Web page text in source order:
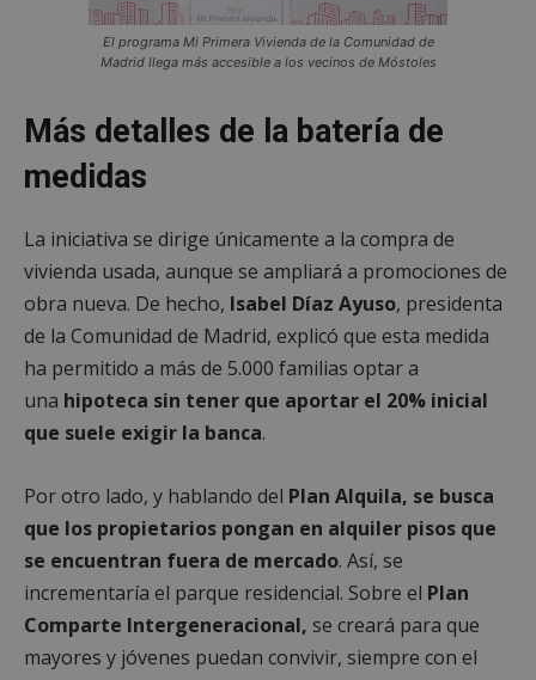
El programa Mi Primera Vivienda de la Comunidad de
Madrid llega más accesible a los vecinos de Móstoles
Más detalles de la batería de
medidas
La iniciativa se dirige únicamente a la compra de
vivienda usada, aunque se ampliará a promociones de
obra nueva. De hecho, Isabel Díaz Ayuso, presidenta
de la Comunidad de Madrid, explicó que esta medida
ha permitido a más de 5.000 familias optar a
una hipoteca sin tener que aportar el 20% inicial
que suele exigir la banca.
Por otro lado, y hablando del Plan Alquila, se busca
que los propietarios pongan en alquiler pisos que
se encuentran fuera de mercado. Así, se
incrementaría el parque residencial. Sobre el Plan
Comparte Intergeneracional, se creará para que
mayores y jóvenes puedan convivir, siempre con el